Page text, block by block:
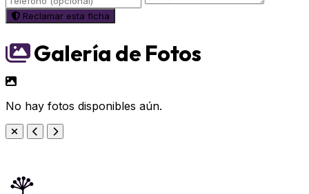
Reclamar esta ficha
Galería de Fotos
No hay fotos disponibles aún.